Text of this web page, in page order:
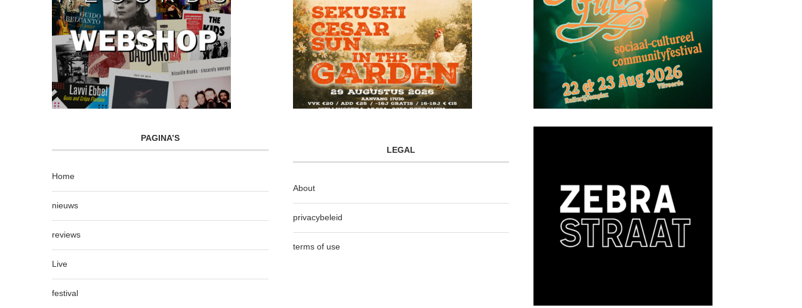
PAGINA’S
Home
nieuws
reviews
Live
festival
LEGAL
About
privacybeleid
terms of use